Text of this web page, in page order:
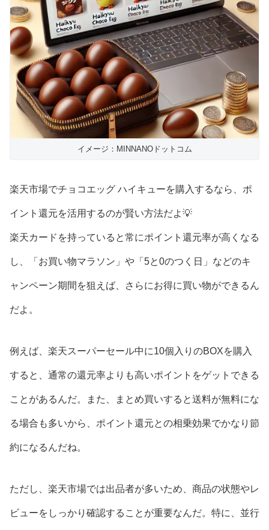
イメージ：MINNANOドットコム
楽天市場でチョコエッグ ハイキューを購入するなら、ポ
イント還元を活用するのが賢い方法だよ💡
楽天カードを持っていると常にポイント還元率が高くなる
し、「お買い物マラソン」や「5と0のつく日」などのキ
ャンペーン期間を狙えば、さらにお得に買い物ができるん
だよ。
例えば、楽天スーパーセール中に10個入りのBOXを購入
すると、通常の還元率よりも高いポイントをゲットできる
ことがあるんだ。また、まとめ買いすると送料が無料にな
る場合も多いから、ポイント還元との相乗効果でかなり節
約になるんだね。
ただし、楽天市場では出品者が多いため、商品の状態やレ
ビューをしっかり確認することが重要なんだ。特に、並行